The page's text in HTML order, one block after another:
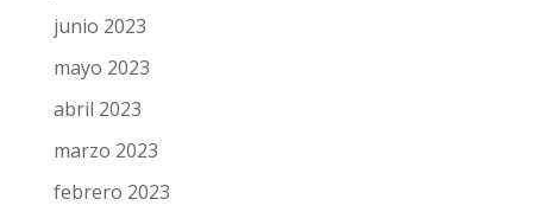
junio 2023
mayo 2023
abril 2023
marzo 2023
febrero 2023